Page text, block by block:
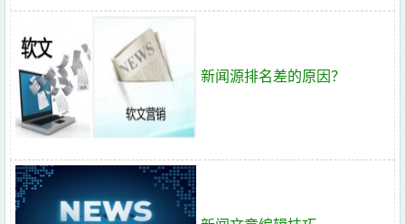
新闻源排名差的原因？